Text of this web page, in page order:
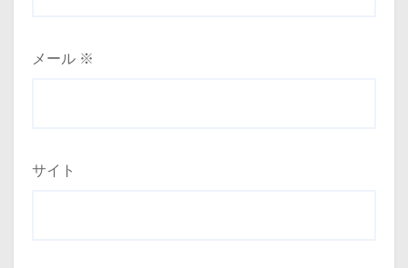
メール ※
サイト